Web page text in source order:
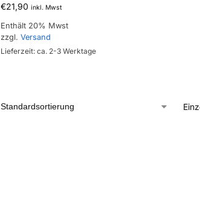
€21,90 inkl. Mwst
Enthält 20% Mwst
zzgl. Versand
Lieferzeit: ca. 2-3 Werktage